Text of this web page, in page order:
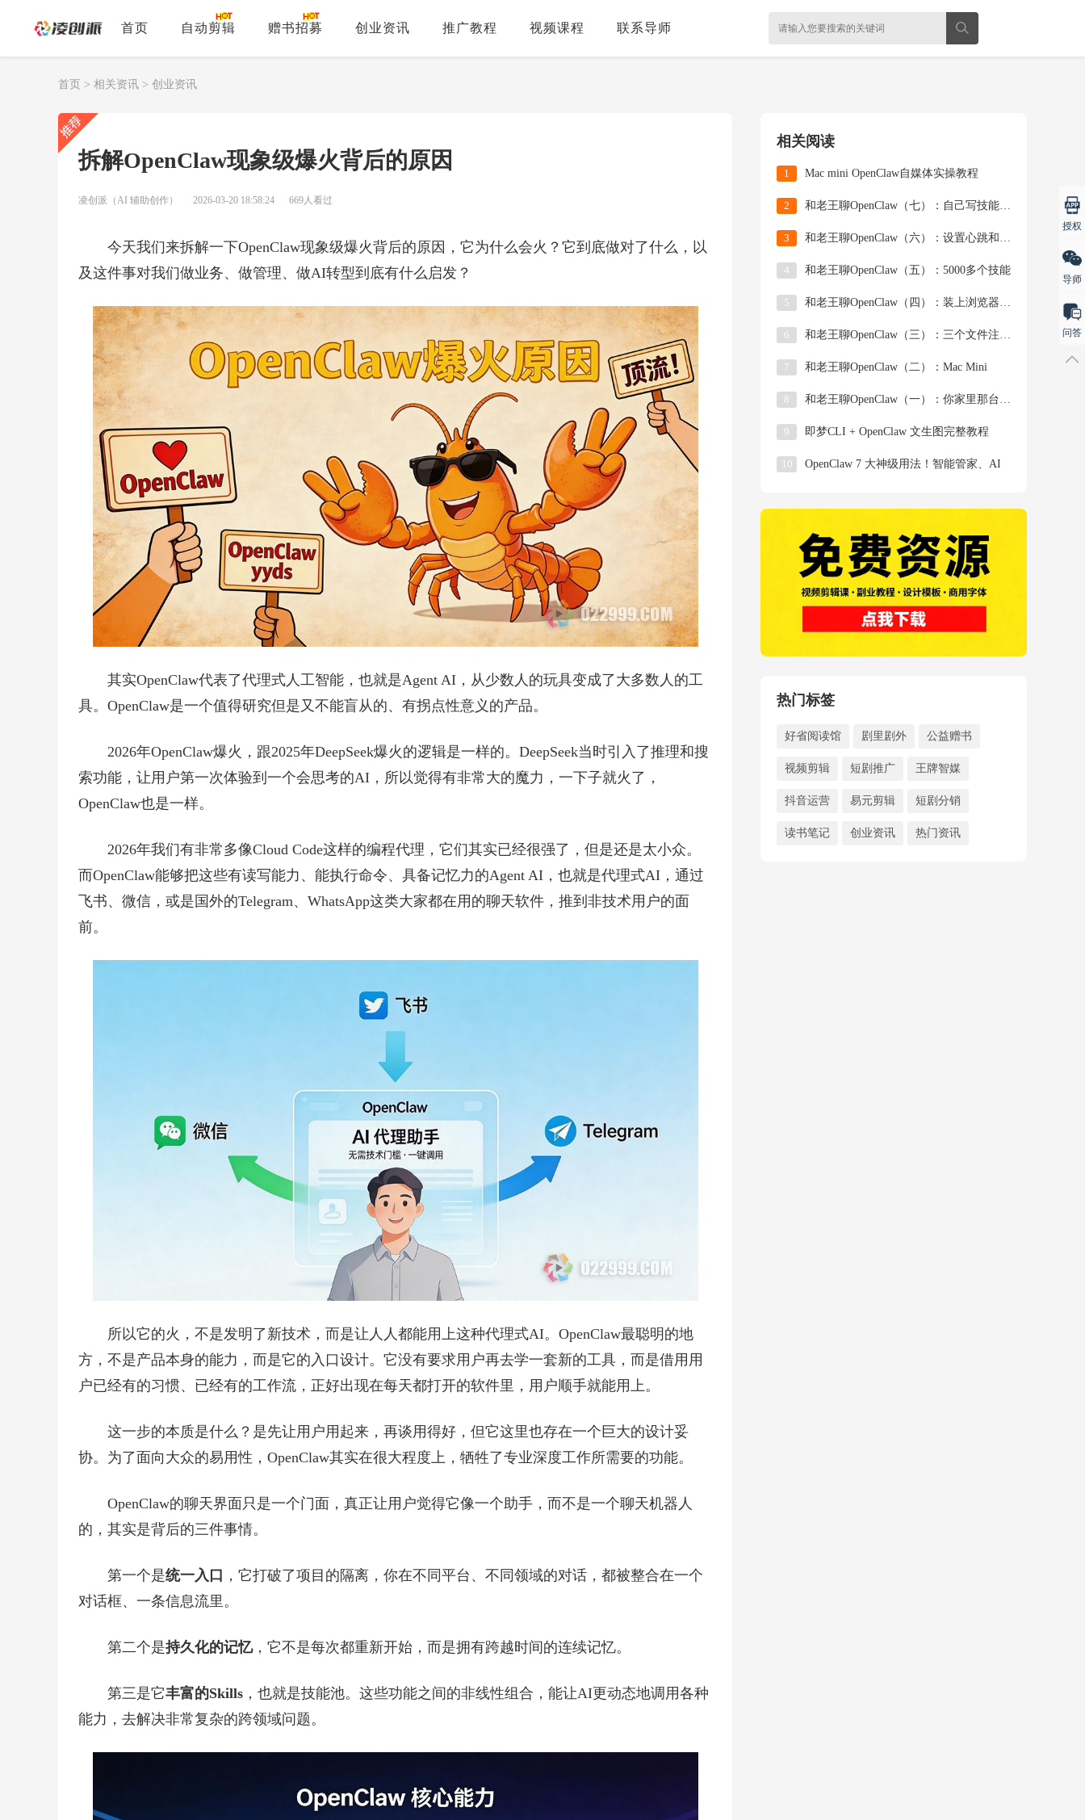
首页 自动剪辑 赠书招募 创业资讯 推广教程 视频课程 联系导师
首页 > 相关资讯 > 创业资讯
拆解OpenClaw现象级爆火背后的原因
凌创派（AI 辅助创作） 2026-03-20 18:58:24 669人看过
今天我们来拆解一下OpenClaw现象级爆火背后的原因，它为什么会火？它到底做对了什么，以
及这件事对我们做业务、做管理、做AI转型到底有什么启发？
其实OpenClaw代表了代理式人工智能，也就是Agent AI，从少数人的玩具变成了大多数人的工
具。OpenClaw是一个值得研究但是又不能盲从的、有拐点性意义的产品。
2026年OpenClaw爆火，跟2025年DeepSeek爆火的逻辑是一样的。DeepSeek当时引入了推理和搜
索功能，让用户第一次体验到一个会思考的AI，所以觉得有非常大的魔力，一下子就火了，
OpenClaw也是一样。
2026年我们有非常多像Cloud Code这样的编程代理，它们其实已经很强了，但是还是太小众。
而OpenClaw能够把这些有读写能力、能执行命令、具备记忆力的Agent AI，也就是代理式AI，通过
飞书、微信，或是国外的Telegram、WhatsApp这类大家都在用的聊天软件，推到非技术用户的面
前。
所以它的火，不是发明了新技术，而是让人人都能用上这种代理式AI。OpenClaw最聪明的地
方，不是产品本身的能力，而是它的入口设计。它没有要求用户再去学一套新的工具，而是借用用
户已经有的习惯、已经有的工作流，正好出现在每天都打开的软件里，用户顺手就能用上。
这一步的本质是什么？是先让用户用起来，再谈用得好，但它这里也存在一个巨大的设计妥
协。为了面向大众的易用性，OpenClaw其实在很大程度上，牺牲了专业深度工作所需要的功能。
OpenClaw的聊天界面只是一个门面，真正让用户觉得它像一个助手，而不是一个聊天机器人
的，其实是背后的三件事情。
第一个是统一入口 ，它打破了项目的隔离，你在不同平台、不同领域的对话，都被整合在一个
对话框、一条信息流里。
第二个是持久化的记忆，它不是每次都重新开始，而是拥有跨越时间的连续记忆。
第三是它丰富的Skills ，也就是技能池。这些功能之间的非线性组合，能让AI更动态地调用各种
能力，去解决非常复杂的跨领域问题。
相关阅读
1 Mac mini OpenClaw自媒体实操教程
2 和老王聊OpenClaw（七）：自己写技能、Ma
3 和老王聊OpenClaw（六）：设置心跳和定时任
4 和老王聊OpenClaw（五）：5000多个技能
5 和老王聊OpenClaw（四）：装上浏览器技能，
6 和老王聊OpenClaw（三）：三个文件注入灵魂
7 和老王聊OpenClaw（二）：Mac Mini
8 和老王聊OpenClaw（一）：你家里那台吃灰的
9 即梦CLI + OpenClaw 文生图完整教程
10 OpenClaw 7 大神级用法！智能管家、AI
热门标签
好省阅读馆 剧里剧外 公益赠书
视频剪辑 短剧推广 王牌智媒
抖音运营 易元剪辑 短剧分销
读书笔记 创业资讯 热门资讯
授权
导师
问答